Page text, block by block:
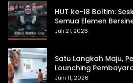
HUT ke-18 Boltim:
Semua Elemen
Daerah
Juli 21, 2026
Satu Langkah Maju,
Lounching
Qris
Juni 11, 2026